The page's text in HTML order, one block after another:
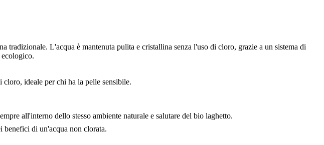
L'acqua è mantenuta pulita e cristallina senza l'uso di cloro, grazie a un sistema di
ideale per chi ha la pelle sensibile.
all'interno dello stesso ambiente naturale e salutare del bio laghetto.
benefici di un'acqua non clorata.